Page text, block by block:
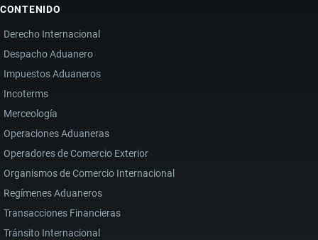
CONTENIDO
Derecho Internacional
Despacho Aduanero
Impuestos Aduaneros
Incoterms
Merceología
Operaciones Aduaneras
Operadores de Comercio Exterior
Organismos de Comercio Internacional
Regímenes Aduaneros
Transacciones Financieras
Tránsito Internacional